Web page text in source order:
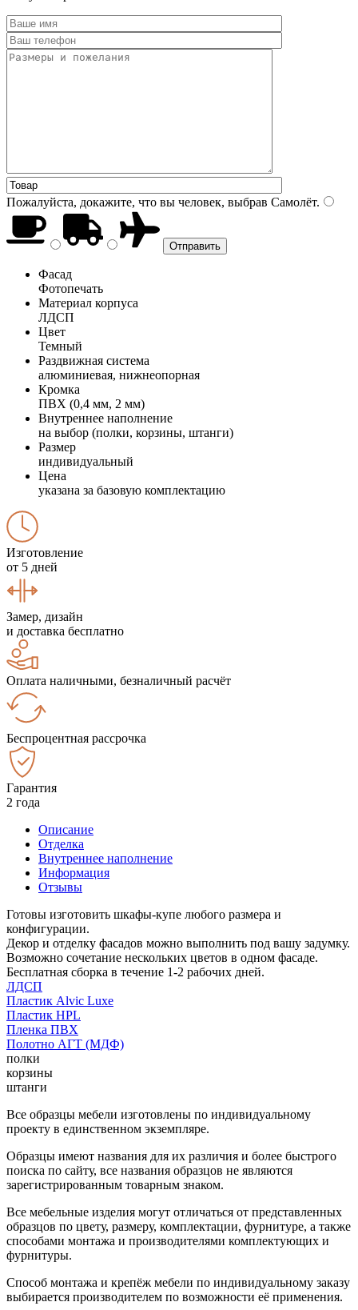
Пожалуйста, докажите, что вы человек, выбрав Самолёт.
Фасад
Фотопечать
Материал корпуса
ЛДСП
Цвет
Темный
Раздвижная система
алюминиевая, нижнеопорная
Кромка
ПВХ (0,4 мм, 2 мм)
Внутреннее наполнение
на выбор (полки, корзины, штанги)
Размер
индивидуальный
Цена
указана за базовую комплектацию
Изготовление
от 5 дней
Замер, дизайн
и доставка бесплатно
Оплата наличными, безналичный расчёт
Беспроцентная рассрочка
Гарантия
2 года
Описание
Отделка
Внутреннее наполнение
Информация
Отзывы
Готовы изготовить шкафы-купе любого размера и
конфигурации.
Декор и отделку фасадов можно выполнить под вашу задумку.
Возможно сочетание нескольких цветов в одном фасаде.
Бесплатная сборка в течение 1-2 рабочих дней.
ЛДСП
Пластик Alvic Luxe
Пластик HPL
Пленка ПВХ
Полотно АГТ (МДФ)
полки
корзины
штанги
Все образцы мебели изготовлены по индивидуальному
проекту в единственном экземпляре.
Образцы имеют названия для их различия и более быстрого
поиска по сайту, все названия образцов не являются
зарегистрированным товарным знаком.
Все мебельные изделия могут отличаться от представленных
образцов по цвету, размеру, комплектации, фурнитуре, а также
способами монтажа и производителями комплектующих и
фурнитуры.
Способ монтажа и крепёж мебели по индивидуальному заказу
выбирается производителем по возможности её применения.